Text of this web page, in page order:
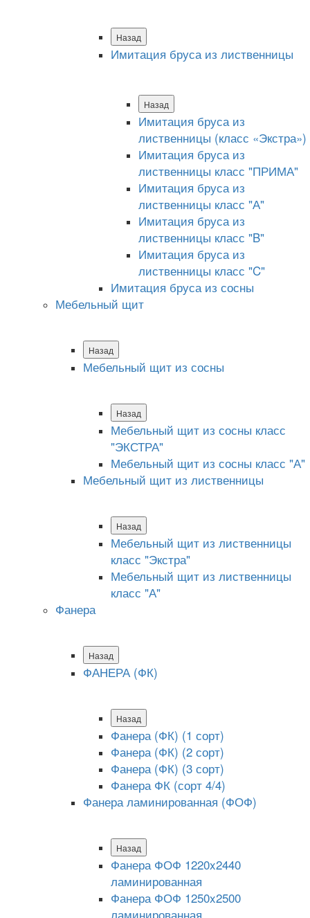
Назад
Имитация бруса из лиственницы
Назад
Имитация бруса из
лиственницы (класс «Экстра»)
Имитация бруса из
лиственницы класс "ПРИМА"
Имитация бруса из
лиственницы класс "А"
Имитация бруса из
лиственницы класс "B"
Имитация бруса из
лиственницы класс "C"
Имитация бруса из сосны
Мебельный щит
Назад
Мебельный щит из сосны
Назад
Мебельный щит из сосны класс
"ЭКСТРА"
Мебельный щит из сосны класс "А"
Мебельный щит из лиственницы
Назад
Мебельный щит из лиственницы
класс "Экстра"
Мебельный щит из лиственницы
класс "А"
Фанера
Назад
ФАНЕРА (ФК)
Назад
Фанера (ФК) (1 сорт)
Фанера (ФК) (2 сорт)
Фанера (ФК) (3 сорт)
Фанера ФК (сорт 4/4)
Фанера ламинированная (ФОФ)
Назад
Фанера ФОФ 1220x2440
ламинированная
Фанера ФОФ 1250x2500
ламинированная